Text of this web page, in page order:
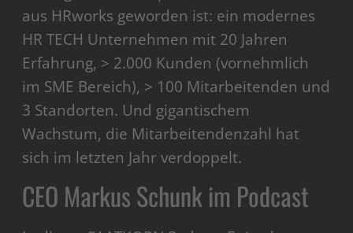
aus HRworks geworden ist: ein modernes
HR TECH Unternehmen mit 20 Jahren
Erfahrung, > 2.000 Kunden (vornehmlich
im SME Bereich), > 100 Mitarbeitenden und
3 Standorten. Und gigantischem
Wachstum, die Mitarbeitendenzahl hat
sich im letzten Jahr verdoppelt.
CEO Markus Schunk im Podcast